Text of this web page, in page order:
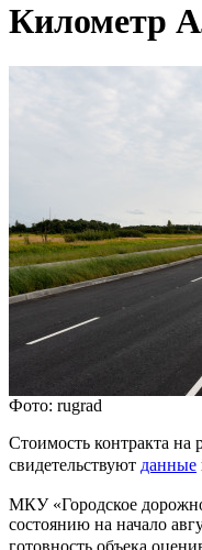
Километр
Фото: rugrad
Стоимость контракта
свидетельствуют данные
МКУ «Городское
состоянию на начало
готовность объека